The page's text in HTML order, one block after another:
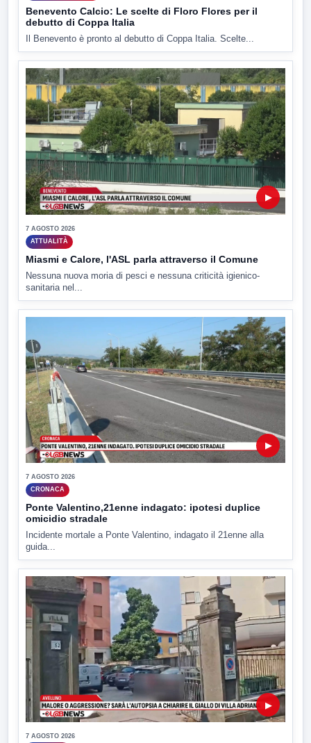
Benevento Calcio: Le scelte di Floro Flores per il
debutto di Coppa Italia
Il Benevento è pronto al debutto di Coppa Italia. Scelte...
▶
7 AGOSTO 2026
ATTUALITÀ
Miasmi e Calore, l'ASL parla attraverso il Comune
Nessuna nuova moria di pesci e nessuna criticità igienico-
sanitaria nel...
▶
7 AGOSTO 2026
CRONACA
Ponte Valentino,21enne indagato: ipotesi duplice
omicidio stradale
Incidente mortale a Ponte Valentino, indagato il 21enne alla
guida...
▶
7 AGOSTO 2026